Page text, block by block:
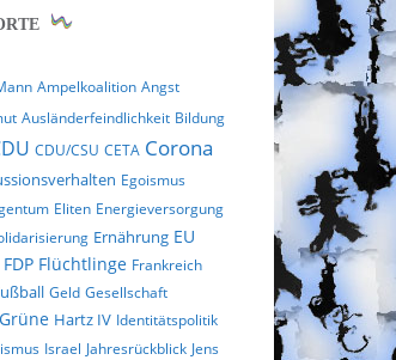
Ampelkoalition Angst
Ausländerfeindlichkeit Bildung
CDU/CSU CETA Corona
Egoismus
Eliten Energieversorgung
Ernährung EU
FDP Flüchtlinge Frankreich
Geld Gesellschaft
Grüne Hartz IV Identitätspolitik
Israel Jahresrückblick Jens